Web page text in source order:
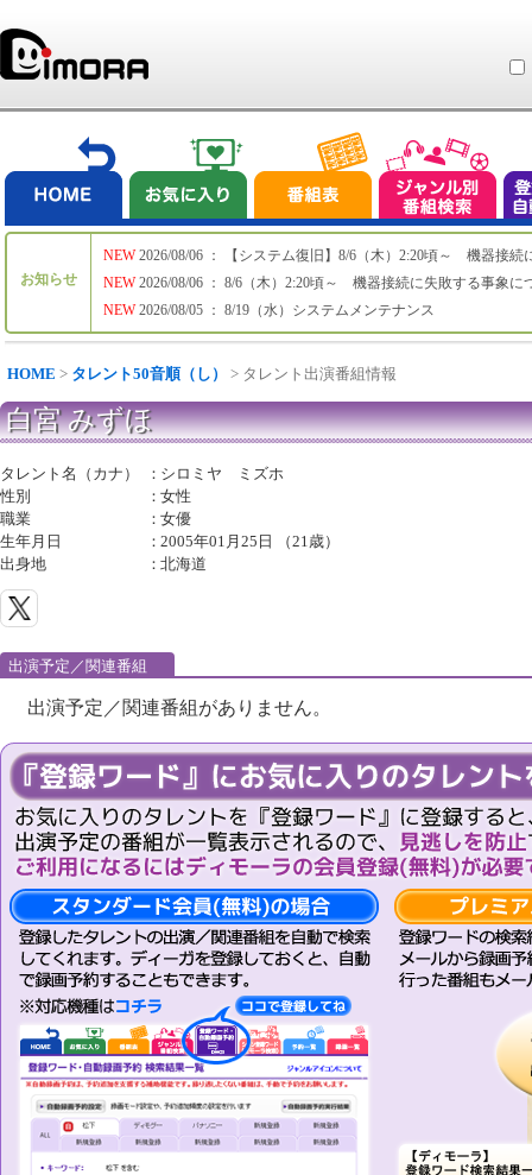
お知らせ
NEW
NEW
NEW
2026/08/06 ： 【システム復旧】8/6（木）2:20頃～ 機器接続
2026/08/06 ： 8/6（木）2:20頃～ 機器接続に失敗する事象に
2026/08/05 ： 8/19（水）システムメンテナンス
HOME > タレント50音順（し） > タレント出演番組情報
白宮 みずほ
タレント名（カナ） ： シロミヤ ミズホ
性別
：女性
職業
：女優
生年月日
：2005年01月25日 （21歳）
出身地
：北海道
出演予定／関連番組
出演予定／関連番組がありません。